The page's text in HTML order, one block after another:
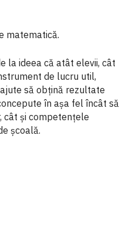
matematică.
la ideea că atât elevii, cât
de lucru util,
să obţină rezultate
în aşa fel încât să
cât şi competenţele
şcoală.